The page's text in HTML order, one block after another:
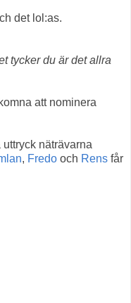
det lol:as.
tycker du är det allra
att nominera
näträvarna
, Fredo och Rens får